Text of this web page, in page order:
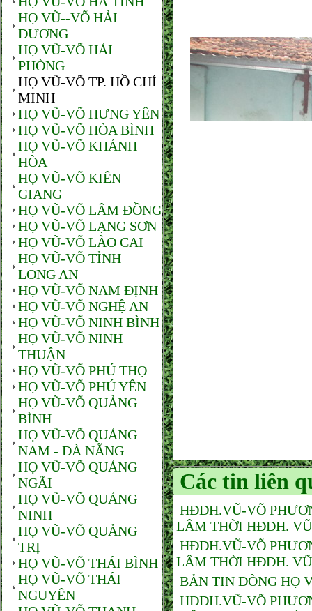
HỌ VŨ--VÕ HẢI
DƯƠNG
HỌ VŨ-VÕ HẢI
PHÒNG
HỌ VŨ-VÕ TP. HỒ CHÍ
MINH
HỌ VŨ-VÕ HƯNG YÊN
HỌ VŨ-VÕ HÒA BÌNH
HỌ VŨ-VÕ KHÁNH
HÒA
HỌ VŨ-VÕ KIÊN
GIANG
HỌ VŨ-VÕ LÂM ĐỒNG
HỌ VŨ-VÕ LẠNG SƠN
HỌ VŨ-VÕ LÀO CAI
HỌ VŨ-VÕ TỈNH
LONG AN
HỌ VŨ-VÕ NAM ĐỊNH
HỌ VŨ-VÕ NGHỆ AN
HỌ VŨ-VÕ NINH BÌNH
HỌ VŨ-VÕ NINH
THUẬN
HỌ VŨ-VÕ PHÚ THỌ
HỌ VŨ-VÕ PHÚ YÊN
HỌ VŨ-VÕ QUẢNG
BÌNH
HỌ VŨ-VÕ QUẢNG
NAM - ĐÀ NẴNG
HỌ VŨ-VÕ QUẢNG
NGÃI
HỌ VŨ-VÕ QUẢNG
NINH
HỌ VŨ-VÕ QUẢNG
TRỊ
HỌ VŨ-VÕ THÁI BÌNH
HỌ VŨ-VÕ THÁI
NGUYÊN
Các tin liên
HĐDH.VŨ-VÕ
LÂM THỜI HĐDH.
HĐDH.VŨ-VÕ
LÂM THỜI HĐDH.
BẢN TIN DÒNG HỌ
HĐDH.VŨ-VÕ